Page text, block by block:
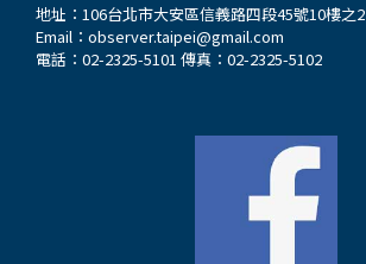
地址：106台北市大安區信義路四段45號10樓之2
Email： observer.taipei@gmail.com
電話：02-2325-5101 傳真：02-2325-5102